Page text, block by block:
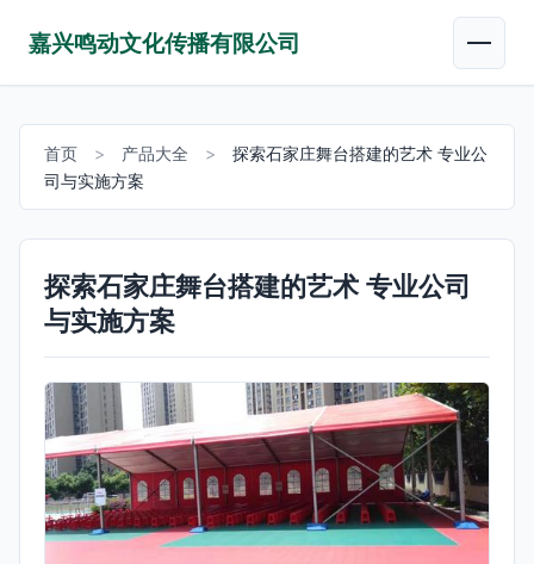
嘉兴鸣动文化传播有限公司
首页 > 产品大全 >
探索石家庄舞台搭建的艺术 专业公
司与实施方案
探索石家庄舞台搭建的艺术 专业公司
与实施方案